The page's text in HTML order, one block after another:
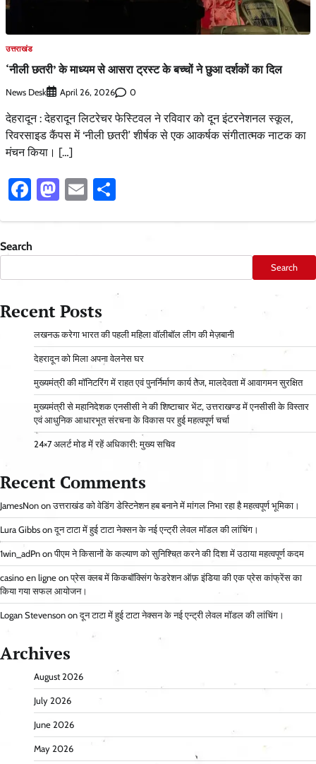
उत्तराखंड
‘नीली छतरी’ के माध्यम से आसरा ट्रस्ट के बच्चों ने छुआ दर्शकों का दिल
News Desk April 26, 2026 0
देहरादून : देहरादून लिटरेचर फेस्टिवल ने रविवार को दून इंटरनेशनल स्कूल,
रिवरसाइड कैंपस में ‘नीली छतरी’ शीर्षक से एक आकर्षक संगीतात्मक नाटक का
मंचन किया। […]
Facebook
Mastodon
Email
Search
Search
Recent Posts
लखनऊ करेगा भारत की पहली महिला वॉलीबॉल लीग की मेज़बानी
देहरादून को मिला अपना वेलनेस घर
मुख्यमंत्री की मॉनिटरिंग में राहत एवं पुनर्निर्माण कार्य तेज, मालदेवता में आवागमन सुरक्षित
मुख्यमंत्री से महानिदेशक एनसीसी ने की शिष्टाचार भेंट, उत्तराखण्ड में एनसीसी के विस्तार
एवं आधुनिक आधारभूत संरचना के विकास पर हुई महत्वपूर्ण चर्चा
24×7 अलर्ट मोड में रहें अधिकारी: मुख्य सचिव
Recent Comments
JamesNon onउत्तराखंड को वेडिंग डेस्टिनेशन हब बनाने में मांगल निभा रहा है महत्वपूर्ण भूमिका।
Lura Gibbs onदून टाटा में हुई टाटा नेक्सन के नई एन्ट्री लेवल मॉडल की लांचिंग।
1win_adPn onपीएम ने किसानों के कल्याण को सुनिश्चित करने की दिशा में उठाया महत्वपूर्ण कदम
casino en ligne onप्रेस क्लब में किकबॉक्सिंग फेडरेशन ऑफ़ इंडिया की एक प्रेस कांफ्रेंस का
किया गया सफल आयोजन।
Logan Stevenson onदून टाटा में हुई टाटा नेक्सन के नई एन्ट्री लेवल मॉडल की लांचिंग।
Archives
August 2026
July 2026
June 2026
May 2026